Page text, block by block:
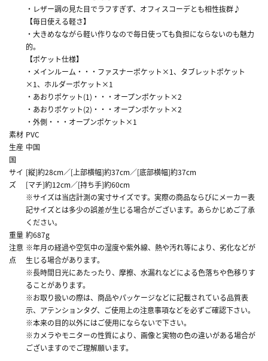
・レザー調の見た目でラフすぎず、オフィスコーデとも相性抜群♪
【毎日使える軽さ】
・大きめなながら軽い作りなので毎日使っても負担にならないのも魅力
的。
【ポケット仕様】
・メインルーム・・・ファスナーポケット×1、タブレットポケット
×1、ホルダーポケット×1
・あおりポケット(1)・・・オープンポケット×2
・あおりポケット(2)・・・オープンポケット×2
・外側・・・オープンポケット×1
素材 PVC
生産
国
中国
サイ
ズ
[縦]約28cm／[上部横幅]約37cm／[底部横幅]約37cm
[マチ]約12cm／[持ち手]約60cm
※サイズは当店計測の実寸サイズです。実際の商品ならびにメーカー表
記サイズとは多少の誤差が生じる場合がございます。あらかじめご了承
ください。
重量 約687g
注意
点
※年月の経過や空気中の湿度や紫外線、熱や汚れ等により、劣化などが
生じる場合があります。
※長時間日光にあたったり、摩擦、水漏れなどによる色落ちや色移りす
ることがあります。
※お取り扱いの際は、商品やパッケージなどに記載されている品質表
示、アテンションタグ、ご使用上の注意事項などを必ずご確認下さい。
※本来の目的以外にはご使用にならないで下さい。
※カメラやモニターの性質により、画像と実物の色の違いがある場合が
ございますのでご理解願います。